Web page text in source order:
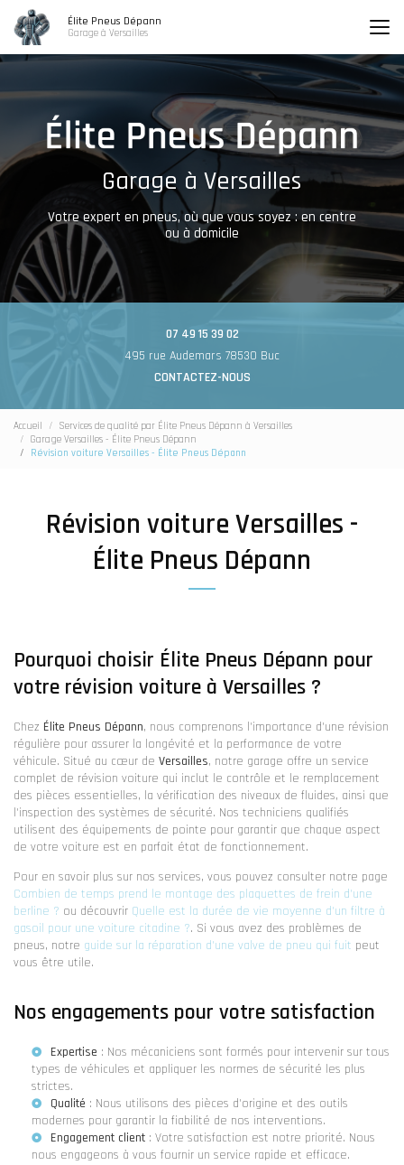
contenu
principal
Élite Pneus Dépann
Garage à Versailles
Garage à Versailles
Votre expert en pneus, où que vous soyez : en centre
ou à domicile
07 49 15 39 02
495 rue Audemars 78530 Buc
CONTACTEZ-NOUS
Accueil
Services de qualité par Élite Pneus Dépann à Versailles
Garage Versailles - Élite Pneus Dépann
Révision voiture Versailles - Élite Pneus Dépann
Révision voiture Versailles -
Élite Pneus Dépann
Pourquoi choisir Élite Pneus Dépann pour
votre révision voiture à Versailles ?
Chez Élite Pneus Dépann, nous comprenons l'importance d'une révision
régulière pour assurer la longévité et la performance de votre
véhicule. Situé au cœur de Versailles, notre garage offre un service
complet de révision voiture qui inclut le contrôle et le remplacement
des pièces essentielles, la vérification des niveaux de fluides, ainsi que
l'inspection des systèmes de sécurité. Nos techniciens qualifiés
utilisent des équipements de pointe pour garantir que chaque aspect
de votre voiture est en parfait état de fonctionnement.
Pour en savoir plus sur nos services, vous pouvez consulter notre page
Combien de temps prend le montage des plaquettes de frein d'une
berline ? ou découvrir Quelle est la durée de vie moyenne d'un filtre à
gasoil pour une voiture citadine ?. Si vous avez des problèmes de
pneus, notre guide sur la réparation d'une valve de pneu qui fuit peut
vous être utile.
Nos engagements pour votre satisfaction
Expertise : Nos mécaniciens sont formés pour intervenir sur tous
types de véhicules et appliquer les normes de sécurité les plus
strictes.
Qualité : Nous utilisons des pièces d'origine et des outils
modernes pour garantir la fiabilité de nos interventions.
Engagement client : Votre satisfaction est notre priorité. Nous
nous engageons à vous fournir un service rapide et efficace.